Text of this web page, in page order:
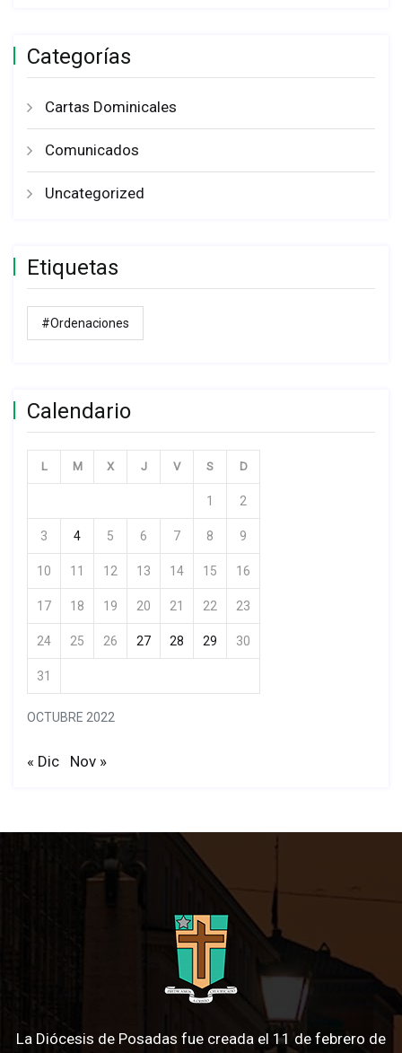
Categorías
Cartas Dominicales
Comunicados
Uncategorized
Etiquetas
#ordenaciones
Calendario
OCTUBRE 2022
L M X J V S D
1 2
3 4 5 6 7 8 9
10 11 12 13 14 15 16
17 18 19 20 21 22 23
24 25 26 27 28 29 30
31
« Dic Nov »
La Diócesis de Posadas fue creada el 11 de febrero de